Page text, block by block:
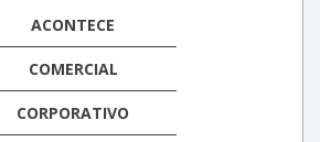
ACONTECE
COMERCIAL
CORPORATIVO